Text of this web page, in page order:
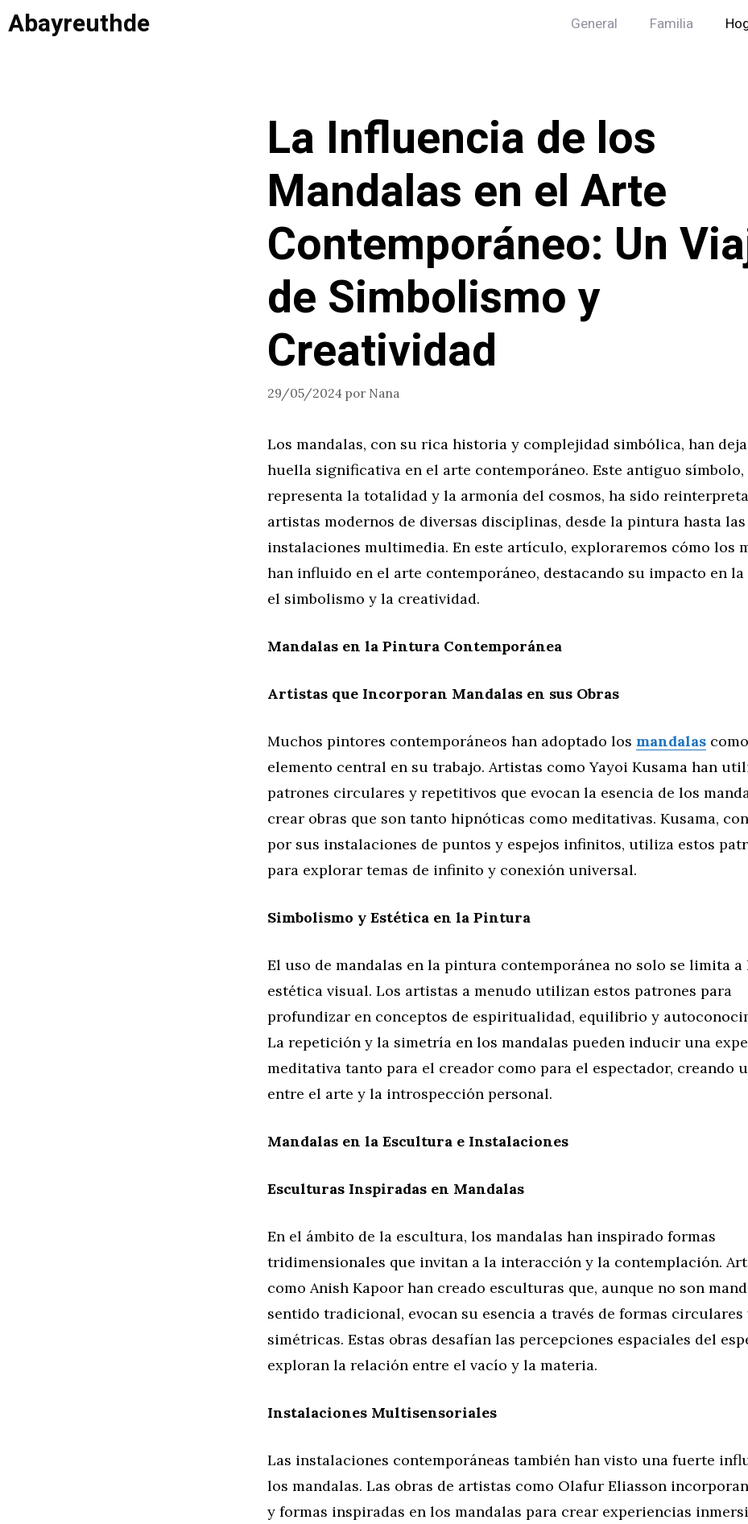
Saltar
alAbayreuthde General Familia
La Influencia de los
Mandalas en el Arte
Contemporáneo: Un
de Simbolismo y
Creatividad
29/05/2024 por Nana
Los mandalas, con su rica historia y complejidad simbólica, han
huella significativa en el arte contemporáneo. Este antiguo símbolo,
representa la totalidad y la armonía del cosmos, ha sido
artistas modernos de diversas disciplinas, desde la pintura hasta las
instalaciones multimedia. En este artículo, exploraremos cómo los
han influido en el arte contemporáneo, destacando su impacto en la
el simbolismo y la creatividad.
Mandalas en la Pintura Contemporánea
Artistas que Incorporan Mandalas en sus Obras
Muchos pintores contemporáneos han adoptado los mandalas
elemento central en su trabajo. Artistas como Yayoi Kusama han
patrones circulares y repetitivos que evocan la esencia de los
crear obras que son tanto hipnóticas como meditativas. Kusama,
por sus instalaciones de puntos y espejos infinitos, utiliza estos
para explorar temas de infinito y conexión universal.
Simbolismo y Estética en la Pintura
El uso de mandalas en la pintura contemporánea no solo se limita a
estética visual. Los artistas a menudo utilizan estos patrones para
profundizar en conceptos de espiritualidad, equilibrio y
La repetición y la simetría en los mandalas pueden inducir una
meditativa tanto para el creador como para el espectador, creando
entre el arte y la introspección personal.
Mandalas en la Escultura e Instalaciones
Esculturas Inspiradas en Mandalas
En el ámbito de la escultura, los mandalas han inspirado formas
tridimensionales que invitan a la interacción y la contemplación.
como Anish Kapoor han creado esculturas que, aunque no son
sentido tradicional, evocan su esencia a través de formas circulares
simétricas. Estas obras desafían las percepciones espaciales del
exploran la relación entre el vacío y la materia.
Instalaciones Multisensoriales
Las instalaciones contemporáneas también han visto una fuerte
los mandalas. Las obras de artistas como Olafur Eliasson
y formas inspiradas en los mandalas para crear experiencias